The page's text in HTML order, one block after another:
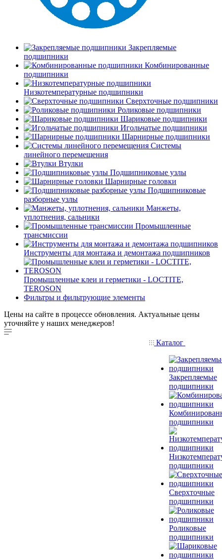
Закрепляемые
подшипники
Комбинированные
подшипники
Низкотемпературные подшипники
Сверхточные подшипники
Роликовые подшипники
Шариковые подшипники
Игольчатые подшипники
Шарнирные подшипники
Системы
линейного перемещения
Втулки
Подшипниковые узлы
Шарнирные головки
Подшипниковые
разборные узлы
Манжеты,
уплотнения, сальники
Промышленные
трансмиссии
Инструменты для монтажа и демонтажа подшипников
Промышленные клеи и герметики - LOCTITE,
TEROSON
Фильтры и фильтрующие элементы
Цены на сайте в процессе обновления. Актуальные цены
уточняйте у наших менеджеров!
Каталог
Закрепляемые
подшипники
подшипники
подшипники
Сверхточные
подшипники
Роликовые
подшипники